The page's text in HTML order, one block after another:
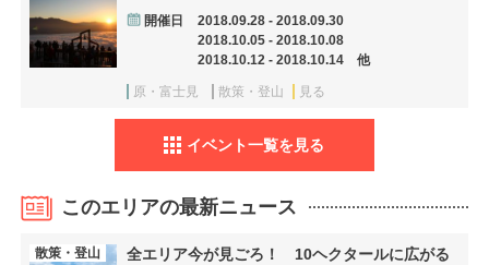
開催日
2018.09.28 - 2018.09.30
2018.10.05 - 2018.10.08
2018.10.12 - 2018.10.14 他
原・富士見 散策・登山 見る
イベント一覧を見る
このエリアの最新ニュース
散策・登山
全エリア今が見ごろ！ 10ヘクタールに広がる